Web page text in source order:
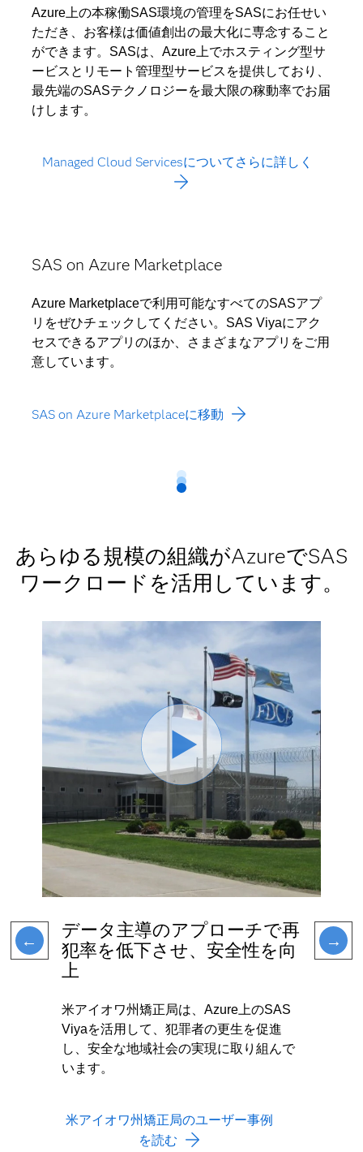
Azure上の本稼働SAS環境の管理をSASにお任せい
ただき、お客様は価値創出の最大化に専念すること
ができます。SASは、Azure上でホスティング型サ
ービスとリモート管理型サービスを提供しており、
最先端のSASテクノロジーを最大限の稼動率でお届
けします。
Managed Cloud Servicesについてさらに詳しく
SAS on Azure Marketplace
Azure Marketplaceで利用可能なすべてのSASアプ
リをぜひチェックしてください。SAS Viyaにアク
セスできるアプリのほか、さまざまなアプリをご用
意しています。
SAS on Azure Marketplaceに移動
あらゆる規模の組織がAzureでSAS
ワークロードを活用しています。
データ主導のアプローチで再
犯率を低下させ、安全性を向
上
米アイオワ州矯正局は、Azure上のSAS
Viyaを活用して、犯罪者の更生を促進
し、安全な地域社会の実現に取り組んで
います。
米アイオワ州矯正局のユーザー事例
を読む